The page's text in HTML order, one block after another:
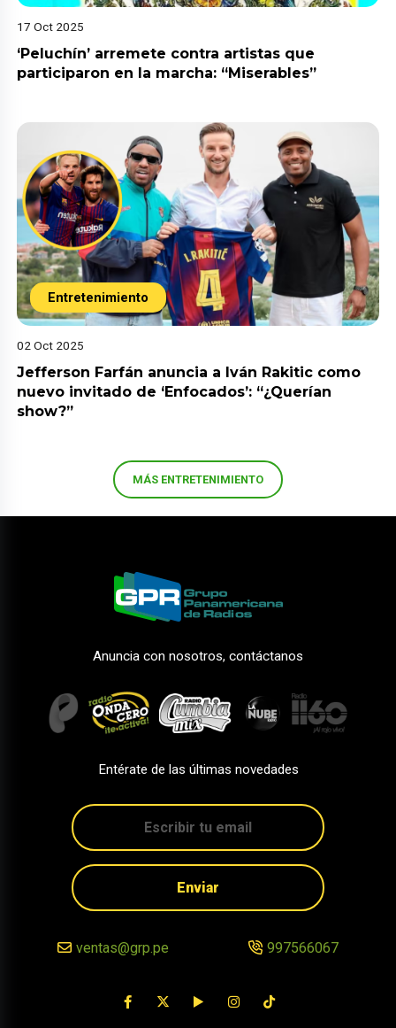
17 Oct 2025
‘Peluchín’ arremete contra artistas que
participaron en la marcha: “Miserables”
Entretenimiento
02 Oct 2025
Jefferson Farfán anuncia a Iván Rakitic como
nuevo invitado de ‘Enfocados’: “¿Querían
show?”
MÁS ENTRETENIMIENTO
Anuncia con nosotros, contáctanos
Entérate de las últimas novedades
Enviar
ventas@grp.pe 997566067